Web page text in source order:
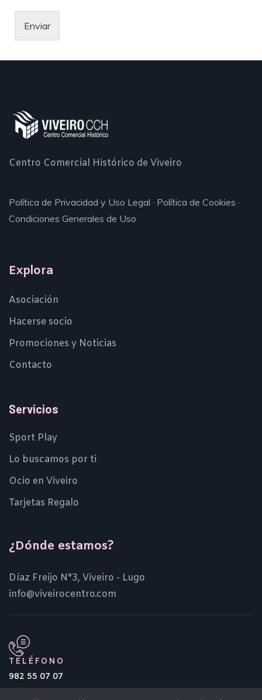
Enviar
Centro Comercial Histórico de Viveiro
Política de Privacidad y Uso Legal · Política de Cookies ·
Condiciones Generales de Uso
Explora
Asociación
Hacerse socio
Promociones y Noticias
Contacto
Servicios
Sport Play
Lo buscamos por ti
Ocio en Viveiro
Tarjetas Regalo
¿Dónde estamos?
Díaz Freijo N°3, Viveiro - Lugo
info@viveirocentro.com
TELÉFONO
982 55 07 07